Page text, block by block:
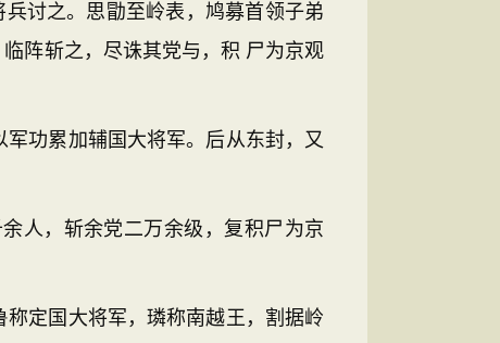
讨之。思勖至岭表，鸠募首领子弟
阵斩之，尽诛其党与，积 尸为京观
功累加辅国大将军。后从东封，又
人，斩余党二万余级，复积尸为京
定国大将军，璘称南越王，割据岭